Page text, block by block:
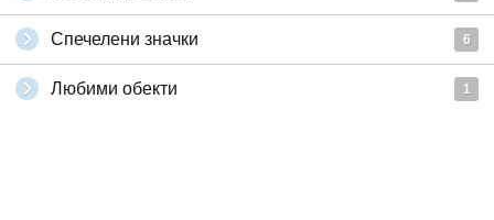
Спечелени значки 6
Любими обекти 1